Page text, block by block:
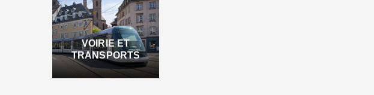
VOIRIE ET
TRANSPORTS